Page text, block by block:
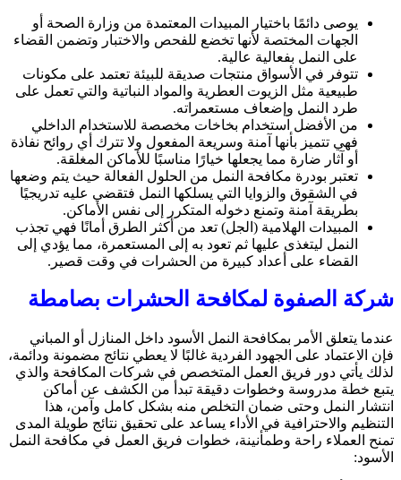
يوصى دائمًا باختيار المبيدات المعتمدة من وزارة الصحة أو
الجهات المختصة لأنها تخضع للفحص والاختبار وتضمن القضاء
على النمل بفعالية عالية.
تتوفر في الأسواق منتجات صديقة للبيئة تعتمد على مكونات
طبيعية مثل الزيوت العطرية والمواد النباتية والتي تعمل على
طرد النمل وإضعاف مستعمراته.
من الأفضل استخدام بخاخات مخصصة للاستخدام الداخلي
فهي تتميز بأنها آمنة وسريعة المفعول ولا تترك أي روائح نفاذة
أو آثار ضارة مما يجعلها خيارًا مناسبًا للأماكن المغلقة.
تعتبر بودرة مكافحة النمل من الحلول الفعالة حيث يتم وضعها
في الشقوق والزوايا التي يسلكها النمل فتقضي عليه تدريجيًا
بطريقة آمنة وتمنع دخوله المتكرر إلى نفس الأماكن.
المبيدات الهلامية (الجل) تعد من أكثر الطرق أمانًا فهي تجذب
النمل ليتغذى عليها ثم تعود به إلى المستعمرة، مما يؤدي إلى
القضاء على أعداد كبيرة من الحشرات في وقت قصير.
شركة الصفوة لمكافحة الحشرات بصامطة
عندما يتعلق الأمر بمكافحة النمل الأسود داخل المنازل أو المباني
فإن الاعتماد على الجهود الفردية غالبًا لا يعطي نتائج مضمونة ودائمة،
لذلك يأتي دور فريق العمل المتخصص في شركات المكافحة والذي
يتبع خطة مدروسة وخطوات دقيقة تبدأ من الكشف عن أماكن
انتشار النمل وحتى ضمان التخلص منه بشكل كامل وآمن، هذا
التنظيم والاحترافية في الأداء يساعد على تحقيق نتائج طويلة المدى
تمنح العملاء راحة وطمأنينة، خطوات فريق العمل في مكافحة النمل
الأسود: